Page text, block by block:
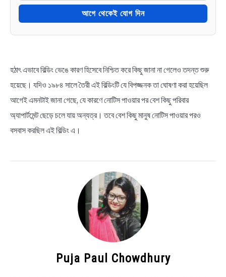
আগে থেকেই যোগ দিন
হঠাৎ এভাবে বিল্ডিং ভেঙে কারণ হিসেবে নিশ্চিত করে কিছু জানা না গেলেও তদন্ত শুরু
হয়েছে। যদিও ১৯৮৪ সালে তৈরী এই বিল্ডিংটি যে বিপজ্জনক তা ঘোষণা করা হয়েছিল
আগেই এমনটাই জানা গেছে, যে কারণে নোটিস পাওয়ার পর বেশ কিছু পরিবার
অ্যাপার্টমেন্ট ছেড়ে চলে যায় অন্যত্র। তবে বেশ কিছু মানুষ নোটিস পাওয়ার পরও
বসবাস করছিল এই বিল্ডিং এ।
Puja Paul Chowdhury